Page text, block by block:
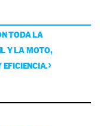
TODA LA
Y LA MOTO,
EFICIENCIA.